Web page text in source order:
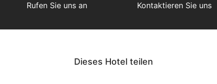
Rufen Sie uns an Kontaktieren Sie uns
Dieses Hotel teilen